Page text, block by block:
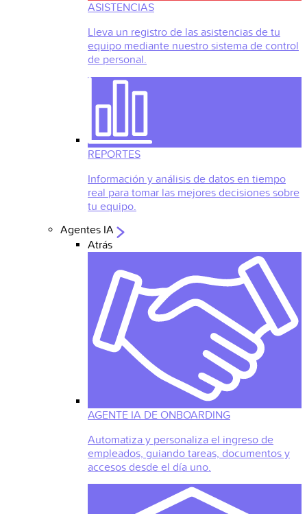
ASISTENCIAS
Lleva un registro de las asistencias de tu
equipo mediante nuestro sistema de control
de personal.
REPORTES
Información y análisis de datos en tiempo
real para tomar las mejores decisiones sobre
tu equipo.
Agentes IA
Atrás
AGENTE IA DE ONBOARDING
Automatiza y personaliza el ingreso de
empleados, guiando tareas, documentos y
accesos desde el día uno.